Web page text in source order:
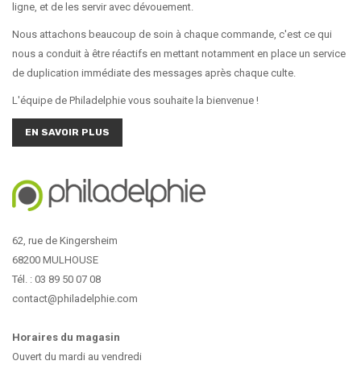
ligne, et de les servir avec dévouement.
Nous attachons beaucoup de soin à chaque commande, c'est ce qui
nous a conduit à être réactifs en mettant notamment en place un service
de duplication immédiate des messages après chaque culte.
L'équipe de Philadelphie vous souhaite la bienvenue !
EN SAVOIR PLUS
62, rue de Kingersheim
68200 MULHOUSE
Tél. : 03 89 50 07 08
contact@philadelphie.com
Horaires du magasin
Ouvert du mardi au vendredi